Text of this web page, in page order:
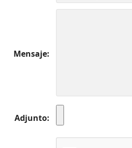
Mensaje
Adjunto